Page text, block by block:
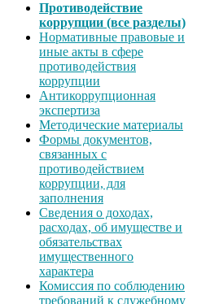
Противодействие
коррупции (все разделы)
Нормативные правовые и
иные акты в сфере
противодействия
коррупции
Антикоррупционная
экспертиза
Методические материалы
Формы документов,
связанных с
противодействием
коррупции, для
заполнения
Сведения о доходах,
расходах, об имуществе и
обязательствах
имущественного
характера
Комиссия по соблюдению
требований к служебному